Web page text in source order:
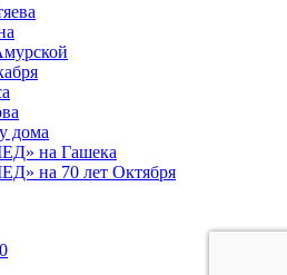
дома
на Гашека
на 70 лет Октября